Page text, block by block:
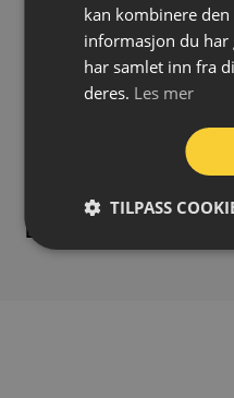
Merk at termoplast ikke
betong. På lagergulv o.l.
trafikkmaling eller epoxy
NB: Dette er et
frakt kan forekomme.
kontaktet med eksakt
Diameter:
kan kombinere
informasjon du
har samlet inn fra
deres. Les mer
TILPASS